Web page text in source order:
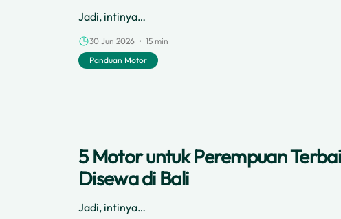
Jadi, intinya…
30 Jun 2026 • 15 min
Panduan Motor
5 Motor untuk Perempuan
Disewa di Bali
Jadi, intinya…